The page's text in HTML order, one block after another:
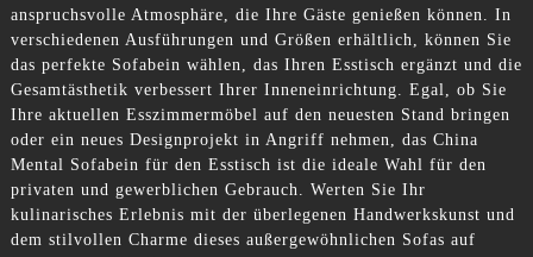
anspruchsvolle Atmosphäre, die Ihre Gäste genießen können. In
verschiedenen Ausführungen und Größen erhältlich, können Sie
das perfekte Sofabein wählen, das Ihren Esstisch ergänzt und die
Gesamtästhetik verbessert Ihrer Inneneinrichtung. Egal, ob Sie
Ihre aktuellen Esszimmermöbel auf den neuesten Stand bringen
oder ein neues Designprojekt in Angriff nehmen, das China
Mental Sofabein für den Esstisch ist die ideale Wahl für den
privaten und gewerblichen Gebrauch. Werten Sie Ihr
kulinarisches Erlebnis mit der überlegenen Handwerkskunst und
dem stilvollen Charme dieses außergewöhnlichen Sofas auf